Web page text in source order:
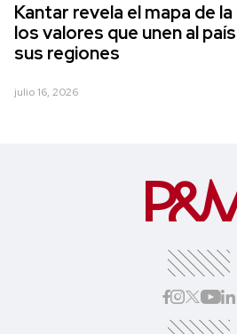
Kantar revela el mapa de
los valores que unen al
sus regiones
julio 16, 2026